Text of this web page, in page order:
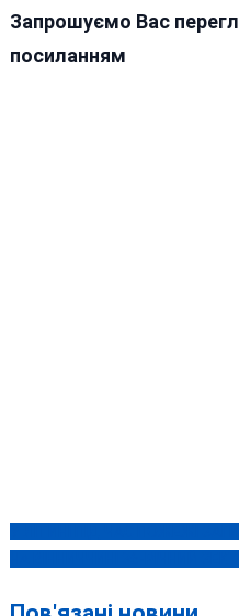
Запрошуємо Вас
посиланням
Навігація